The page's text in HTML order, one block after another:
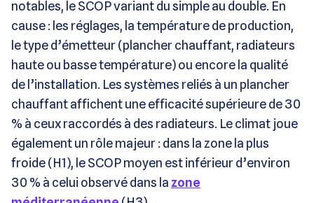
notables, le SCOP variant du simple au double. En
cause : les réglages, la température de production,
le type d’émetteur (plancher chauffant, radiateurs
haute ou basse température) ou encore la qualité
de l’installation. Les systèmes reliés à un plancher
chauffant affichent une efficacité supérieure de 30
% à ceux raccordés à des radiateurs. Le climat joue
également un rôle majeur : dans la zone la plus
froide (H1), le SCOP moyen est inférieur d’environ
30 % à celui observé dans la zone